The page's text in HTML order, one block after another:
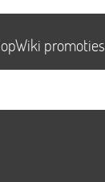
promoties